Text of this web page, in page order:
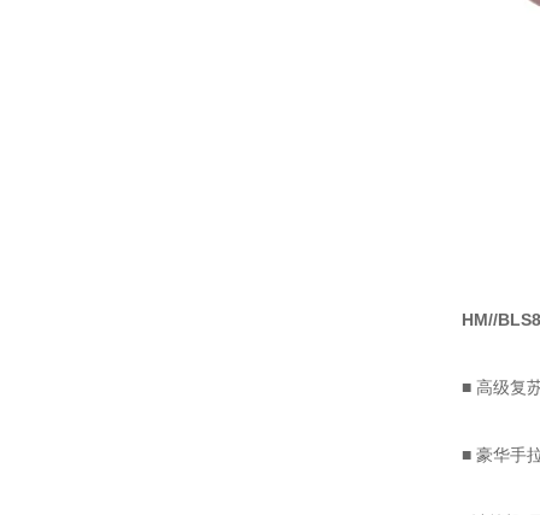
HM//
■ 高级复苏
■ 豪华手拉